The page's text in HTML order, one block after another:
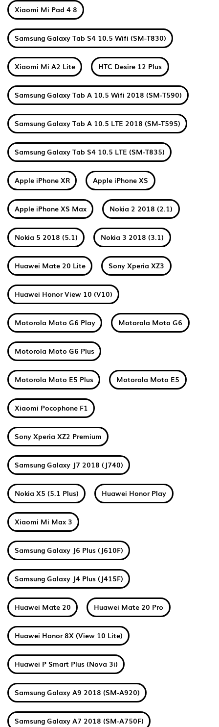
Xiaomi Mi Pad 4 8
Samsung Galaxy Tab S4 10.5 Wifi (SM-T830)
Xiaomi Mi A2 Lite HTC Desire 12 Plus
Samsung Galaxy Tab A 10.5 Wifi 2018 (SM-T590)
Samsung Galaxy Tab A 10.5 LTE 2018 (SM-T595)
Samsung Galaxy Tab S4 10.5 LTE (SM-T835)
Apple iPhone XR Apple iPhone XS
Apple iPhone XS Max Nokia 2 2018 (2.1)
Nokia 5 2018 (5.1) Nokia 3 2018 (3.1)
Huawei Mate 20 Lite Sony Xperia XZ3
Huawei Honor View 10 (V10)
Motorola Moto G6 Play Motorola Moto G6
Motorola Moto G6 Plus
Motorola Moto E5 Plus Motorola Moto E5
Xiaomi Pocophone F1
Sony Xperia XZ2 Premium
Samsung Galaxy J7 2018 (J740)
Nokia X5 (5.1 Plus) Huawei Honor Play
Xiaomi Mi Max 3
Samsung Galaxy J6 Plus (J610F)
Samsung Galaxy J4 Plus (J415F)
Huawei Mate 20 Huawei Mate 20 Pro
Huawei Honor 8X (View 10 Lite)
Huawei P Smart Plus (Nova 3i)
Samsung Galaxy A9 2018 (SM-A920)
Samsung Galaxy A7 2018 (SM-A750F)